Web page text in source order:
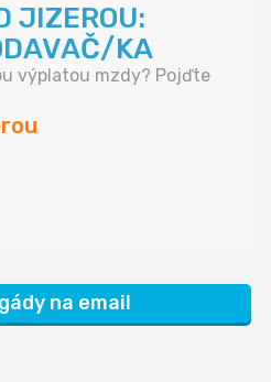
JIZEROU:
KA
výplatou mzdy? Pojďte
na email